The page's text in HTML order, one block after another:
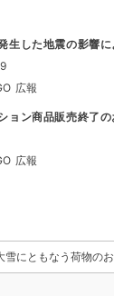
生した地震の影響
広報
ョン商品販売終了
広報
雪にともなう荷物の